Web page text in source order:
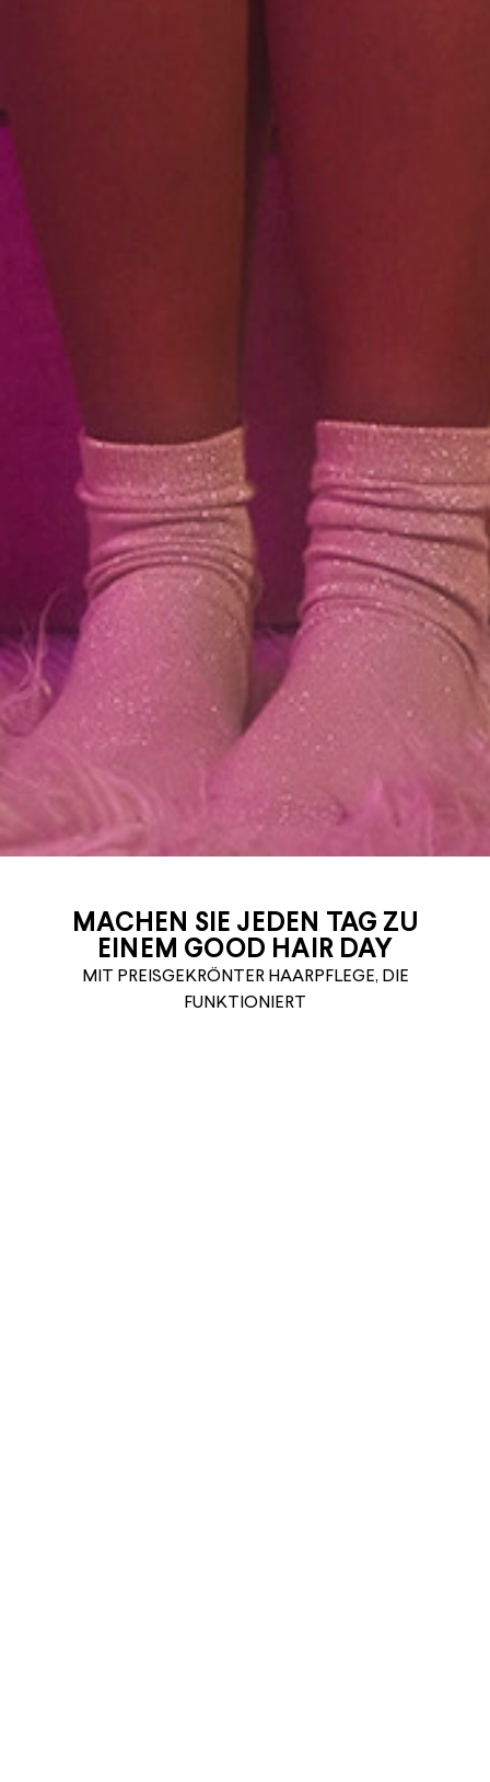
MACHEN SIE JEDEN TAG ZU
EINEM GOOD HAIR DAY
MIT PREISGEKRÖNTER HAARPFLEGE, DIE
FUNKTIONIERT